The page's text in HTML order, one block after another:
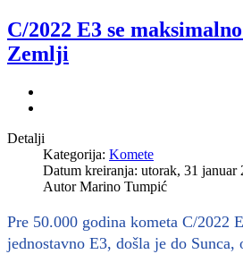
C/2022 E3 se
Zemlji
Detalji
Kategorija: Komete
Datum kreiranja: utorak, 31 januar
AutorMarino Tumpić
Pre 50.000 godina kometa C/2022
jednostavno E3, došla je do Sunca,